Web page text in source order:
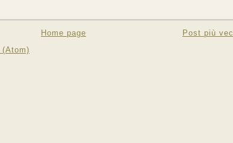
Post più
Home page